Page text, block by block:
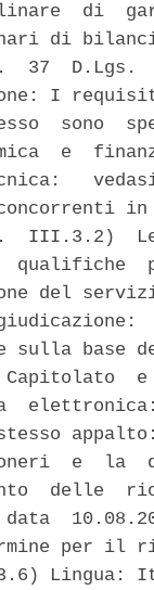
di
di
37  D.Lgs.
I
sono
e
concorrenti
III.3.2)
del
sulla base
e  la
delle
per